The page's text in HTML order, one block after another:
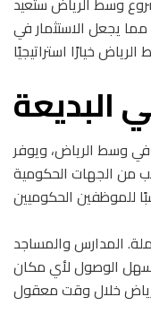
يجعل الاستثمار في
البديعة
وسط الرياض، ويوفر
من الجهات الحكومية
المدارس والمساجد
الوصول لأي مكان